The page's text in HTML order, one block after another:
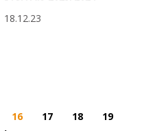
18.12.23
16 17 18
19